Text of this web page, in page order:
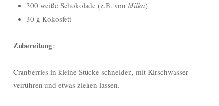
300 weiße Schokolade (z.B. von Milka)
30 g Kokosfett
Zubereitung:
Cranberries in kleine Stücke schneiden, mit Kirschwasser
verrühren und etwas ziehen lassen.